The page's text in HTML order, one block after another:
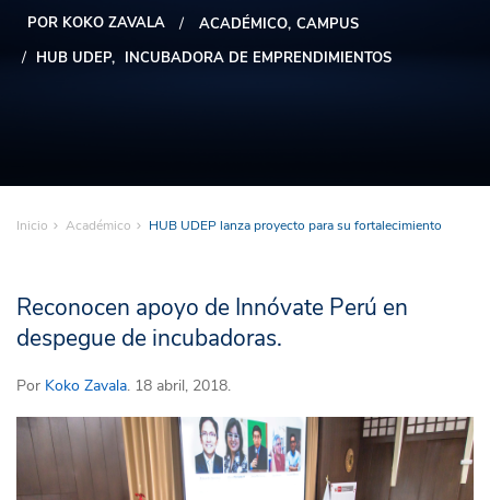
POR KOKO ZAVALA ACADÉMICO CAMPUS
HUB UDEP
INCUBADORA DE EMPRENDIMIENTOS
Inicio Académico HUB UDEP lanza proyecto para su fortalecimiento
Reconocen apoyo de Innóvate Perú en
despegue de incubadoras.
Por Koko Zavala. 18 abril, 2018.